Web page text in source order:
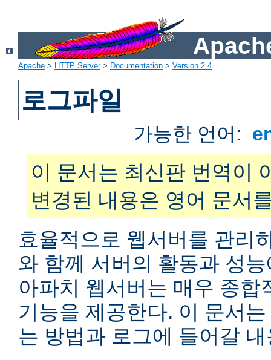
Apache > HTTP Server> Documentation > Version 2.4
로그파일
가능한 언어:
이 문서는 최신판 번역이
변경된 내용은 영어 문서
효율적으로 웹서버를 관리
와 함께 서버의 활동과 성
아파치 웹서버는 매우 종합
기능을 제공한다. 이 문서
는 방법과 로그에 들어갈